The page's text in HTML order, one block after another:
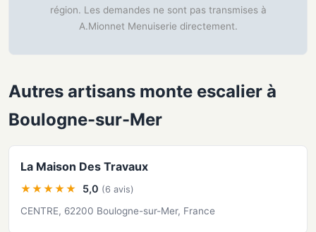
région. Les demandes ne sont pas transmises à
A.Mionnet Menuiserie directement.
Autres artisans monte escalier à
Boulogne-sur-Mer
La Maison Des Travaux
★★★★★ 5,0 (6 avis)
CENTRE, 62200 Boulogne-sur-Mer, France